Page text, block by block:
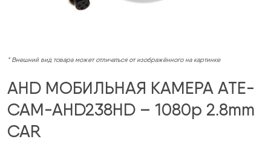
* Внешний вид товара может отличаться от изображённого на картинке
AHD МОБИЛЬНАЯ КАМЕРА ATE-
CAM-AHD238HD – 1080p 2.8mm
CAR